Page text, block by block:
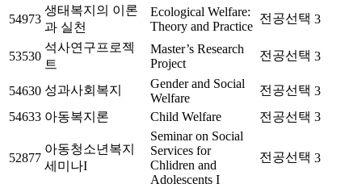
54973
생태복지의 이론
과 실천
Ecological Welfare:
Theory and Practice
전공선택 3
53530
석사연구프로젝
트
Master’s Research
Project
전공선택 3
54630 성과사회복지
Gender and Social
Welfare
전공선택 3
54633 아동복지론 Child Welfare 전공선택 3
52877
아동청소년복지
세미나I
Seminar on Social
Services for
Chlidren and
Adolescents I
전공선택 3